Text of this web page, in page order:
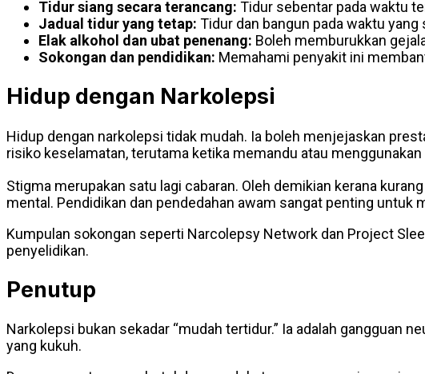
Tidur siang secara terancang: Tidur sebentar pada waktu
Jadual tidur yang tetap: Tidur dan bangun pada waktu
Elak alkohol dan ubat penenang: Boleh memburukkan
Sokongan dan pendidikan: Memahami penyakit ini
Hidup dengan Narkolepsi
Hidup dengan narkolepsi tidak mudah. Ia boleh menjejaskan
risiko keselamatan, terutama ketika memandu atau
Stigma merupakan satu lagi cabaran. Oleh demikian kerana
mental. Pendidikan dan pendedahan awam sangat penting untuk
Kumpulan sokongan seperti Narcolepsy Network dan Project
penyelidikan.
Penutup
Narkolepsi bukan sekadar “mudah tertidur.” Ia adalah gangguan
yang kukuh.